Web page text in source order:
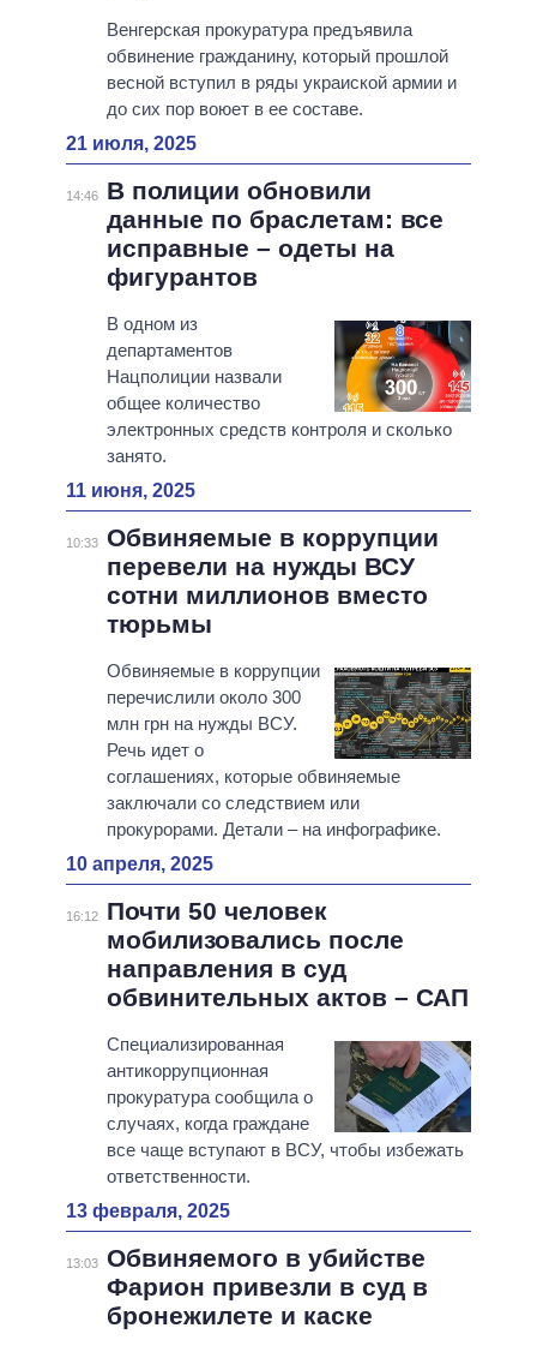
Венгерская прокуратура предъявила
обвинение гражданину, который прошлой
весной вступил в ряды украиской армии и
до сих пор воюет в ее составе.
21 июля, 2025
14:46
В полиции обновили
данные по браслетам: все
исправные – одеты на
фигурантов
В одном из
департаментов
Нацполиции назвали
общее количество
электронных средств контроля и сколько
занято.
11 июня, 2025
10:33 Обвиняемые в коррупции
перевели на нужды ВСУ
сотни миллионов вместо
тюрьмы
Обвиняемые в коррупции
перечислили около 300
млн грн на нужды ВСУ.
Речь идет о
соглашениях, которые обвиняемые
заключали со следствием или
прокурорами. Детали – на инфографике.
10 апреля, 2025
16:12
Почти 50 человек
мобилизовались после
направления в суд
обвинительных актов – САП
Специализированная
антикоррупционная
прокуратура сообщила о
случаях, когда граждане
все чаще вступают в ВСУ, чтобы избежать
ответственности.
13 февраля, 2025
13:03 Обвиняемого в убийстве
Фарион привезли в суд в
бронежилете и каске